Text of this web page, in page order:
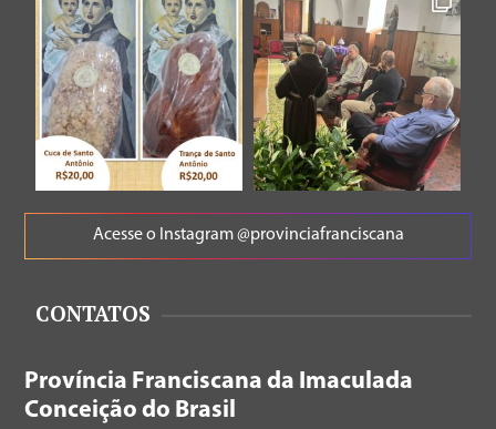
Acesse o Instagram @provinciafranciscana
CONTATOS
Província Franciscana da Imaculada
Conceição do Brasil